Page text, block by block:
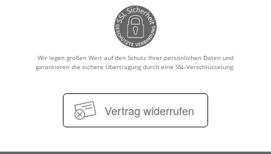
Wir legen großen Wert auf den Schutz Ihrer persönlichen Daten und
garantieren die sichere Übertragung durch eine SSL-Verschlüsselung.
Vertrag widerrufen